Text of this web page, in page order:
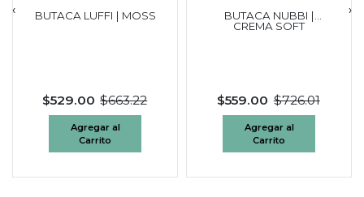
BUTACA LUFFI | MOSS
$529.00 $663.22
Agregar al
Carrito
BUTACA NUBBI |
CREMA SOFT
$559.00 $726.01
Agregar al
Carrito
‹ ›